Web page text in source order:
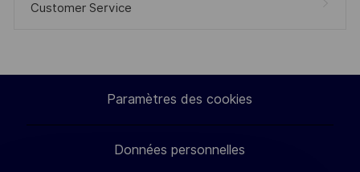
Customer Service
Paramètres des cookies
Données personnelles